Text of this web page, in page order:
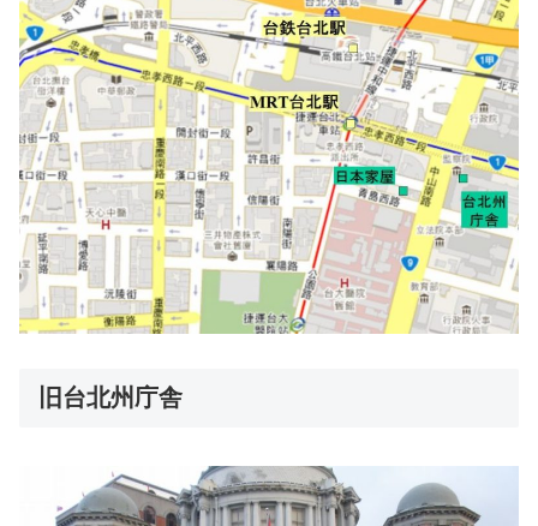
旧台北州庁舎